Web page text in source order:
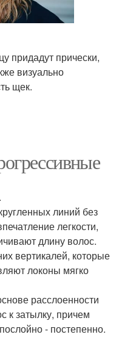
придадут прически,
визуально
щек.
линий без
легкости,
длину волос.
вертикалей, которые
локоны мягко
расслоенности
к затылку, причем
- постепенно.